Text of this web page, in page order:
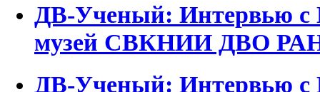
ДВ-Ученый: Интервью с
музей СВКНИИ ДВО
ДВ-Ученый: Интервью